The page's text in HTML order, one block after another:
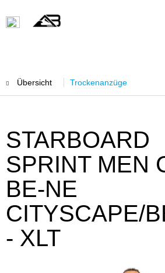
Übersicht Trockenanzüge
STARBOARD
SPRINT MEN
BE-NE
CITYSCAPE/
- XLT